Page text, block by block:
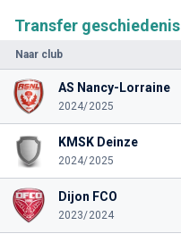
Transfer geschiedenis
Naar club
AS Nancy-Lorraine
2024/2025
KMSK Deinze
2024/2025
Dijon FCO
2023/2024